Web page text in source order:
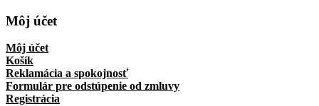
Môj účet
Môj účet
Košík
Reklamácia a spokojnosť
Formulár pre odstúpenie od zmluvy
Registrácia